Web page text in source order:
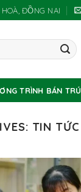
ĐỒNG NAI
TRÌNH BÁN TRÚ
TIN TỨC